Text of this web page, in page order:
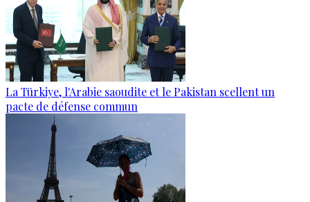
La Türkiye, l'Arabie saoudite et le Pakistan scellent un
pacte de défense commun